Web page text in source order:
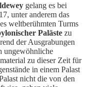
gelang es bei
unter anderem das
weltberühmten Turms
Paläste zu
der Ausgrabungen
ungewöhnliche
zu dieser Zeit für
in einem Palast
nicht die von den